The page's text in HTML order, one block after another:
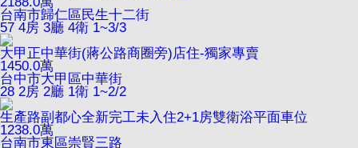
台南市歸仁區民生十二街
57 4房 3廳 4衛 1~3/3
大甲正中華街(蔣公路商圈旁)店住-獨家專賣
1450.0萬
台中市大甲區中華街
28 2房 2廳 1衛 1~2/2
生產路副都心全新完工未入住2+1房雙衛浴平面車位
1238.0萬
台南市東區崇賢三路